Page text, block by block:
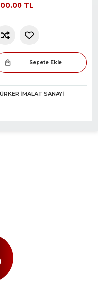
TL
Sepete Ekle
İMALAT SANAYI